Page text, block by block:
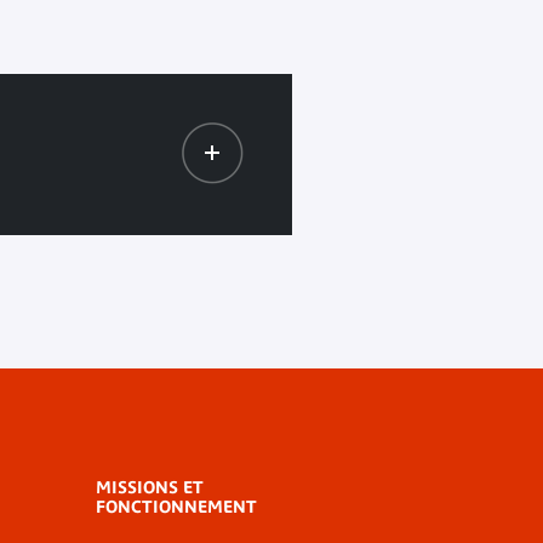
MISSIONS ET
FONCTIONNEMENT